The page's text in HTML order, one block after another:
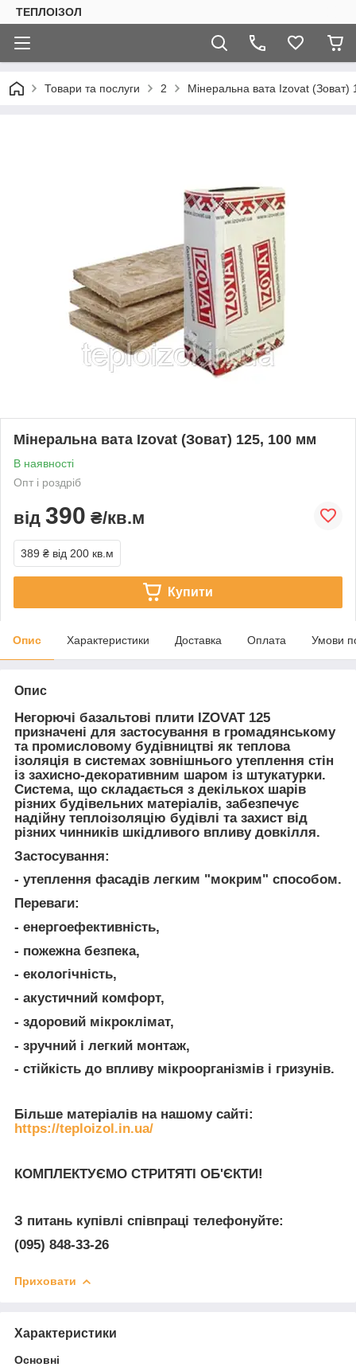
ТЕПЛОIЗОЛ
Товари та послуги 2 Мінеральна вата Izovat
Мінеральна вата Izovat (Зоват) 125, 100 мм
В наявності
Опт і роздріб
від 390 ₴/кв.м
389 ₴ від 200 кв.м
Купити
Опис Характеристики Доставка Оплата Умови
Опис
Негорючі базальтові плити IZOVAT 125
призначені для застосування в громадянському
та промисловому будівництві як теплова
ізоляція в системах зовнішнього утеплення стін
із захисно-декоративним шаром із штукатурки.
Система, що складається з декількох шарів
різних будівельних матеріалів, забезпечує
надійну теплоізоляцію будівлі та захист від
різних чинників шкідливого впливу довкілля.
Застосування:
- утеплення фасадів легким "мокрим" способом.
Переваги:
- енергоефективність,
- пожежна безпека,
- екологічність,
- акустичний комфорт,
- здоровий мікроклімат,
- зручний і легкий монтаж,
- стійкість до впливу мікроорганізмів і гризунів.
Більше матеріалів на нашому сайті:
https://teploizol.in.ua/
КОМПЛЕКТУЄМО СТРИТЯТІ ОБ'ЄКТИ!
З питань купівлі співпраці телефонуйте:
(095) 848-33-26
Приховати
Характеристики
Основні